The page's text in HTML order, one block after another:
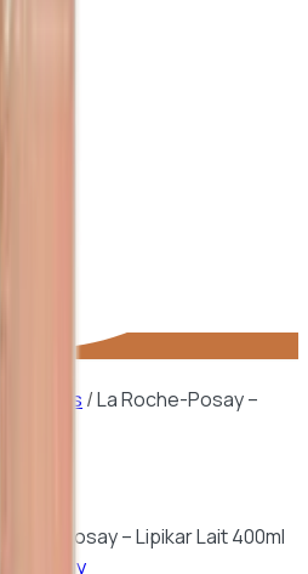
seches /La Roche-Posay –
Posay – Lipikar Lait 400ml
Posay